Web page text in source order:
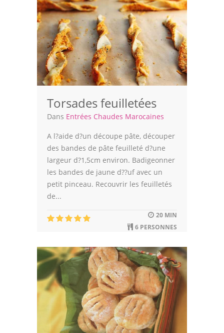
Torsades feuilletées
Dans Entrées Chaudes Marocaines
A l?aide d?un découpe pâte, découper
des bandes de pâte feuilleté d?une
largeur d?1,5cm environ. Badigeonner
les bandes de jaune d??uf avec un
petit pinceau. Recouvrir les feuilletés
de...
20 MIN
6 PERSONNES